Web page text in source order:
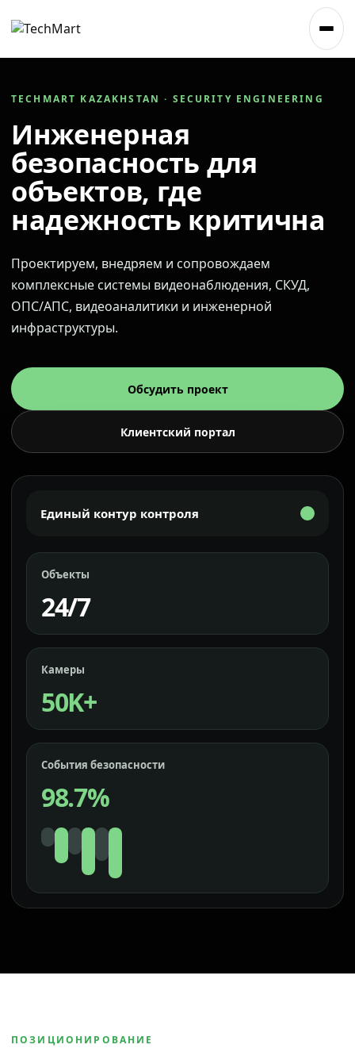
TECHMART KAZAKHSTAN · SECURITY ENGINEERING
Инженерная
безопасность для
объектов, где
надежность критична
Проектируем, внедряем и сопровождаем
комплексные системы видеонаблюдения, СКУД,
ОПС/АПС, видеоаналитики и инженерной
инфраструктуры.
Обсудить проект
Клиентский портал
Единый контур контроля
Объекты
24/7
Камеры
50K+
События безопасности
98.7%
ПОЗИЦИОНИРОВАНИЕ